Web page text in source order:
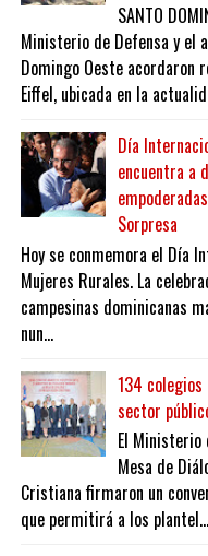
SANTO
Ministerio de Defensa y el
Domingo Oeste acordaron
Eiffel, ubicada en la
Día
encuentra a
Sorpresa
Hoy se conmemora el Día
Mujeres Rurales. La
campesinas dominicanas
nun...
134 colegios
sector
El Ministerio
Mesa de
Cristiana firmaron un
que permitirá a los plantel...